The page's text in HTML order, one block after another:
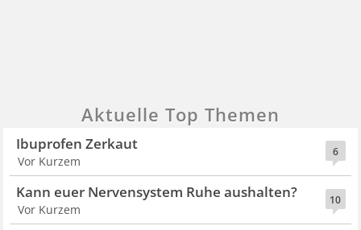
Aktuelle Top Themen
6
Ibuprofen Zerkaut
Vor Kurzem
10
Kann euer Nervensystem Ruhe aushalten?
Vor Kurzem